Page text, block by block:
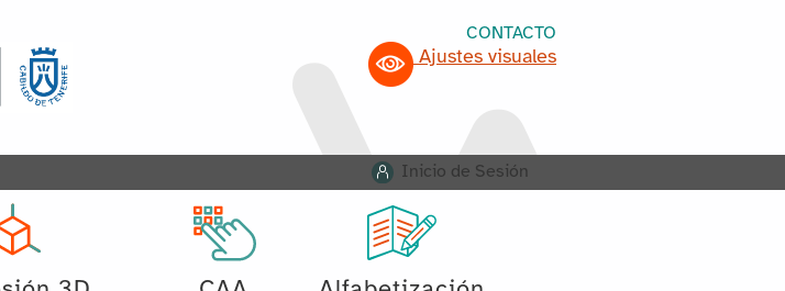
CONTACTO
Ajustes visuales
Inicio de Sesión